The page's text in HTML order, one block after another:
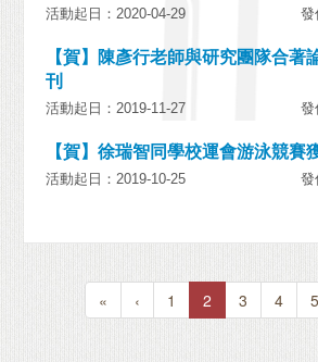
活動起日：2020-04-29 發
【賀】陳彥行老師與研究團隊合著
刊
活動起日：2019-11-27 發
【賀】徐瑞智同學校運會游泳競賽
活動起日：2019-10-25 發
« ‹ 1 2 3 4 5